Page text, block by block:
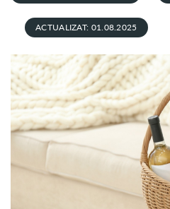
ACTUALIZAT: 01.08.2025